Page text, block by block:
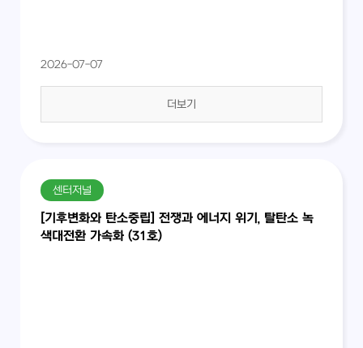
2026-07-07
더보기
센터저널
[기후변화와 탄소중립] 전쟁과 에너지 위기, 탈탄소 녹
색대전환 가속화 (31호)